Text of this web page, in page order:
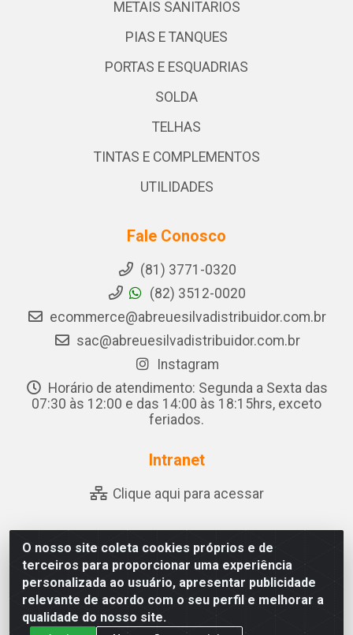
O nosso site coleta cookies próprios e de
terceiros para proporcionar uma experiência
personalizada ao usuário, apresentar publicidade
relevante de acordo com o seu perfil e melhorar a
qualidade do nosso site.
METAIS SANITARIOS
PIAS E TANQUES
PORTAS E ESQUADRIAS
SOLDA
TELHAS
TINTAS E COMPLEMENTOS
UTILIDADES
Fale Conosco
(81) 3771-0320
(82) 3512-0020
ecommerce@abreuesilvadistribuidor.com.br
sac@abreuesilvadistribuidor.com.br
Instagram
Horário de atendimento: Segunda a Sexta das
07:30 às 12:00 e das 14:00 às 18:15hrs, exceto
feriados.
Intranet
Clique aqui para acessar
Abreu & Silva - Rua Padre Jose de Souza Leite, 265 - Ariado,
Olho D'Água das Flores/AL - CEP 57.442-000 - CNPJ
04.790.656/0001-06